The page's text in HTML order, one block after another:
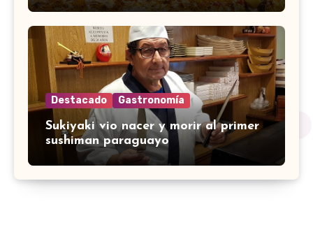
Destacado Gastronomía
Sukiyaki vio nacer y morir al primer
sushiman paraguayo